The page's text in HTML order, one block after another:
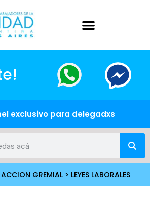
exclusivo para delegadxs
GREMIAL > LEYES LABORALES